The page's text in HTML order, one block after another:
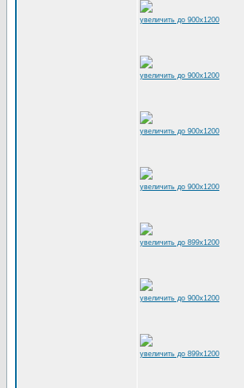
увеличить до 900x1200
увеличить до 900x1200
увеличить до 900x1200
увеличить до 900x1200
увеличить до 899x1200
увеличить до 900x1200
увеличить до 899x1200